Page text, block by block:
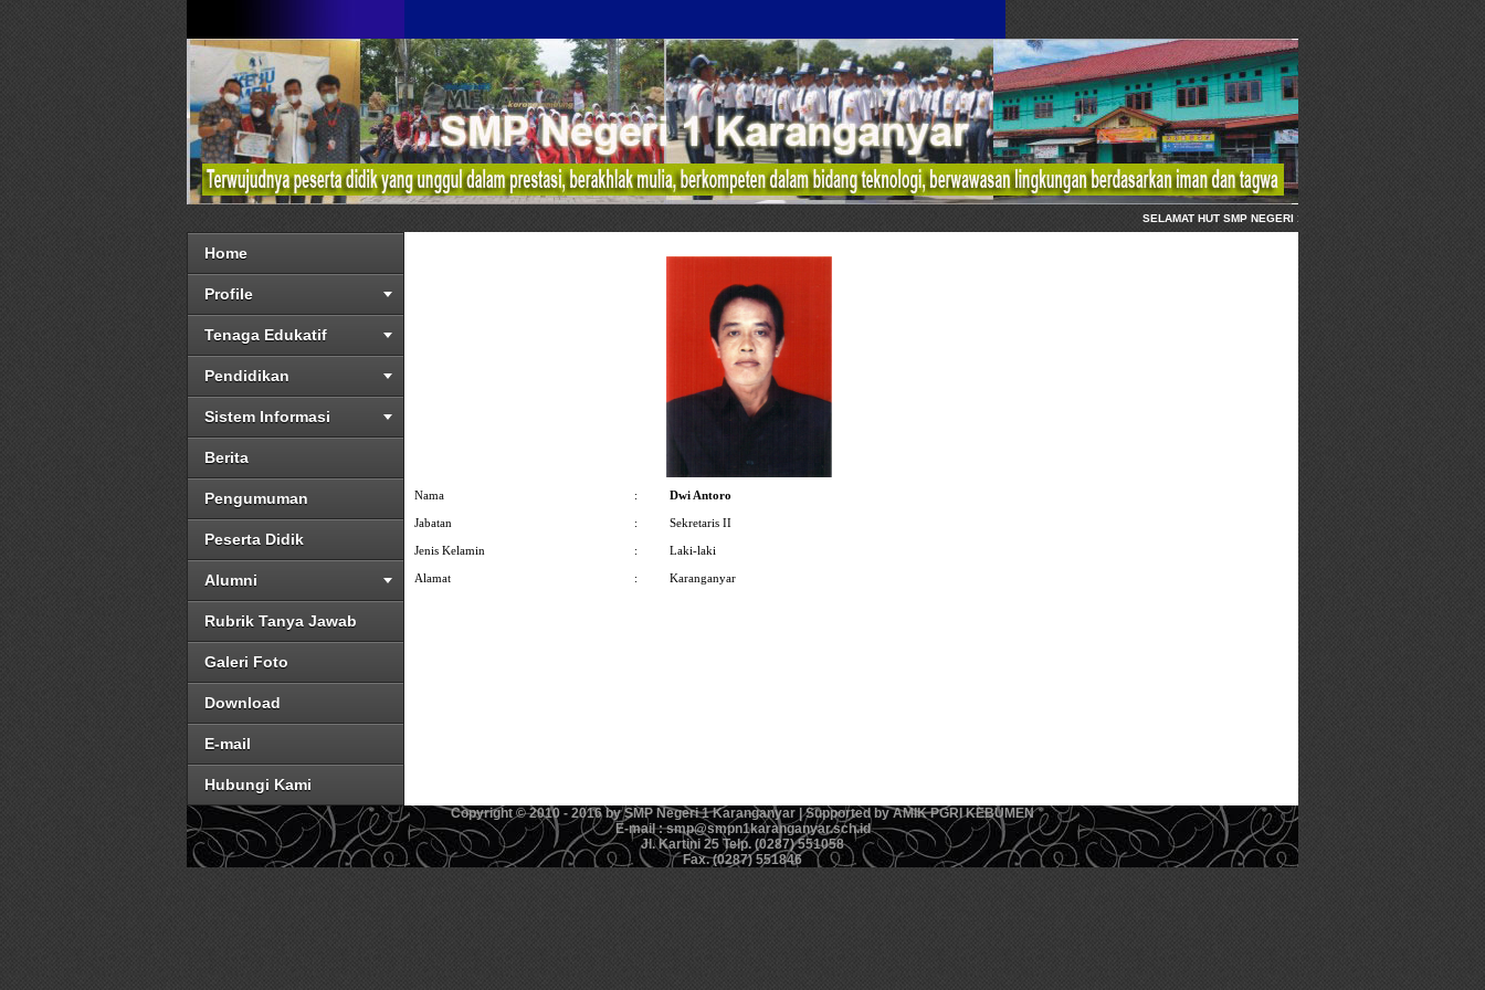
SELAMAT HUT SMP NEGERI 1 KARANGANYAR KEBUMEN, 1
Home
Profile
Tenaga Edukatif
Pendidikan
Sistem Informasi
Berita
Pengumuman
Peserta Didik
Alumni
Rubrik Tanya Jawab
Galeri Foto
Download
E-mail
Hubungi Kami
Nama : Dwi Antoro
Jabatan : Sekretaris II
Jenis Kelamin : Laki-laki
Alamat : Karanganyar
Copyright © 2010 - 2016 by SMP Negeri 1 Karanganyar | Supported by AMIK PGRI KEBUMEN
E-mail : smp@smpn1karanganyar.sch.id
Jl. Kartini 25 Telp. (0287) 551058
Fax. (0287) 551846